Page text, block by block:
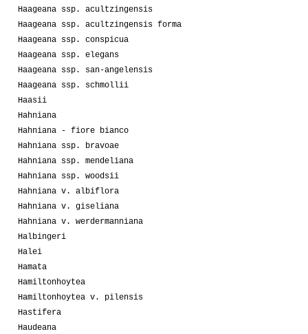
Haageana ssp. acultzingensis
Haageana ssp. acultzingensis forma
Haageana ssp. conspicua
Haageana ssp. elegans
Haageana ssp. san-angelensis
Haageana ssp. schmollii
Haasii
Hahniana
Hahniana - fiore bianco
Hahniana ssp. bravoae
Hahniana ssp. mendeliana
Hahniana ssp. woodsii
Hahniana v. albiflora
Hahniana v. giseliana
Hahniana v. werdermanniana
Halbingeri
Halei
Hamata
Hamiltonhoytea
Hamiltonhoytea v. pilensis
Hastifera
Haudeana